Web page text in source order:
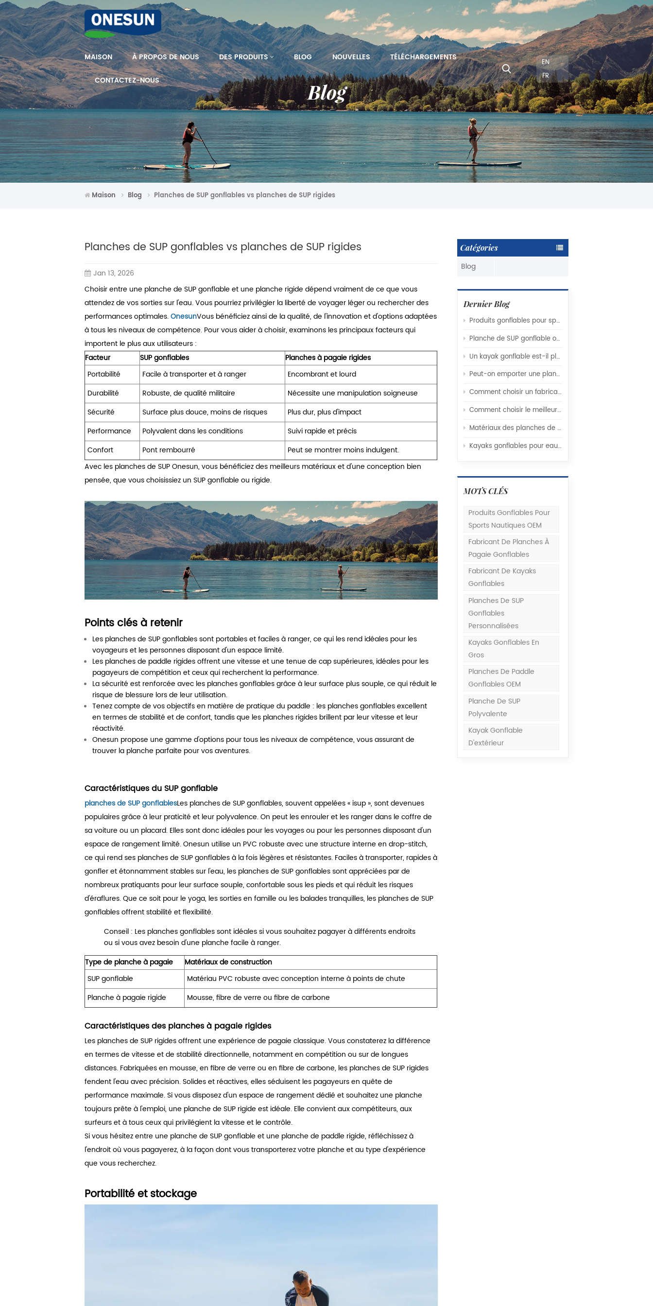
MAISON À PROPOS DE NOUS DES PRODUITS BLOG NOUVELLES TÉLÉCHARGEMENTS
CONTACTEZ-NOUS
EN
FR
Blog
Maison Blog Planches de SUP gonflables vs planches de SUP rigides
Catégories
Blog
Dernier Blog
Produits gonflables pour sports nautiques (OEM) : Guide complet pour les marques et distributeurs internationaux
Planche de SUP gonflable ou kayak gonflable : quel engin nautique vous convient le mieux ?
Un kayak gonflable est-il plus facile à utiliser qu'un kayak rigide ?
Peut-on emporter une planche de paddle gonflable en avion ?
Comment choisir un fabricant fiable de planches de SUP gonflables pour votre marque
Comment choisir le meilleur fabricant de kayaks gonflables pour vos besoins
Matériaux des planches de SUP gonflables expliqués : technologie Drop-Stitch, couches de PVC et facteurs influençant réellement les performances
Kayaks gonflables pour eaux vives vs. eaux calmes : Comprendre la conception de la coque et les profils de rocker
MOTS CLÉS
Produits Gonflables Pour
Sports Nautiques OEM
Fabricant De Planches À
Pagaie Gonflables
Fabricant De Kayaks
Gonflables
Planches De SUP
Gonflables
Personnalisées
Kayaks Gonflables En
Gros
Planches De Paddle
Gonflables OEM
Planche De SUP
Polyvalente
Kayak Gonflable
D'extérieur
Planches de SUP gonflables vs planches de SUP rigides
Jan 13, 2026
Choisir entre une planche de SUP gonflable et une planche rigide dépend vraiment de ce que vous
attendez de vos sorties sur l'eau. Vous pourriez privilégier la liberté de voyager léger ou rechercher des
performances optimales.OnesunVous bénéficiez ainsi de la qualité, de l'innovation et d'options adaptées
à tous les niveaux de compétence. Pour vous aider à choisir, examinons les principaux facteurs qui
importent le plus aux utilisateurs :
Facteur
SUP gonflables
Planches à pagaie rigides
Portabilité
Facile à transporter et à ranger
Encombrant et lourd
Durabilité
Robuste, de qualité militaire
Nécessite une manipulation soigneuse
Sécurité
Surface plus douce, moins de risques
Plus dur, plus d'impact
Performance
Polyvalent dans les conditions
Suivi rapide et précis
Confort
Pont rembourré
Peut se montrer moins indulgent.
Avec les planches de SUP Onesun, vous bénéficiez des meilleurs matériaux et d'une conception bien
pensée, que vous choisissiez un SUP gonflable ou rigide.
Points clés à retenir
Les planches de SUP gonflables sont portables et faciles à ranger, ce qui les rend idéales pour les
voyageurs et les personnes disposant d'un espace limité.
Les planches de paddle rigides offrent une vitesse et une tenue de cap supérieures, idéales pour les
pagayeurs de compétition et ceux qui recherchent la performance.
La sécurité est renforcée avec les planches gonflables grâce à leur surface plus souple, ce qui réduit le
risque de blessure lors de leur utilisation.
Tenez compte de vos objectifs en matière de pratique du paddle : les planches gonflables excellent
en termes de stabilité et de confort, tandis que les planches rigides brillent par leur vitesse et leur
réactivité.
Onesun propose une gamme d'options pour tous les niveaux de compétence, vous assurant de
trouver la planche parfaite pour vos aventures.
Caractéristiques du SUP gonflable
planches de SUP gonflablesLes planches de SUP gonflables, souvent appelées « isup », sont devenues
populaires grâce à leur praticité et leur polyvalence. On peut les enrouler et les ranger dans le coffre de
sa voiture ou un placard. Elles sont donc idéales pour les voyages ou pour les personnes disposant d'un
espace de rangement limité. Onesun utilise un PVC robuste avec une structure interne en drop-stitch,
ce qui rend ses planches de SUP gonflables à la fois légères et résistantes. Faciles à transporter, rapides à
gonfler et étonnamment stables sur l'eau, les planches de SUP gonflables sont appréciées par de
nombreux pratiquants pour leur surface souple, confortable sous les pieds et qui réduit les risques
d'éraflures. Que ce soit pour le yoga, les sorties en famille ou les balades tranquilles, les planches de SUP
gonflables offrent stabilité et flexibilité.
Conseil : Les planches gonflables sont idéales si vous souhaitez pagayer à différents endroits
ou si vous avez besoin d'une planche facile à ranger.
Type de planche à pagaie
Matériaux de construction
SUP gonflable
Matériau PVC robuste avec conception interne à points de chute
Planche à pagaie rigide
Mousse, fibre de verre ou fibre de carbone
Caractéristiques des planches à pagaie rigides
Les planches de SUP rigides offrent une expérience de pagaie classique. Vous constaterez la différence
en termes de vitesse et de stabilité directionnelle, notamment en compétition ou sur de longues
distances. Fabriquées en mousse, en fibre de verre ou en fibre de carbone, les planches de SUP rigides
fendent l'eau avec précision. Solides et réactives, elles séduisent les pagayeurs en quête de
performance maximale. Si vous disposez d'un espace de rangement dédié et souhaitez une planche
toujours prête à l'emploi, une planche de SUP rigide est idéale. Elle convient aux compétiteurs, aux
surfeurs et à tous ceux qui privilégient la vitesse et le contrôle.
Si vous hésitez entre une planche de SUP gonflable et une planche de paddle rigide, réfléchissez à
l'endroit où vous pagayerez, à la façon dont vous transporterez votre planche et au type d'expérience
que vous recherchez.
Portabilité et stockage